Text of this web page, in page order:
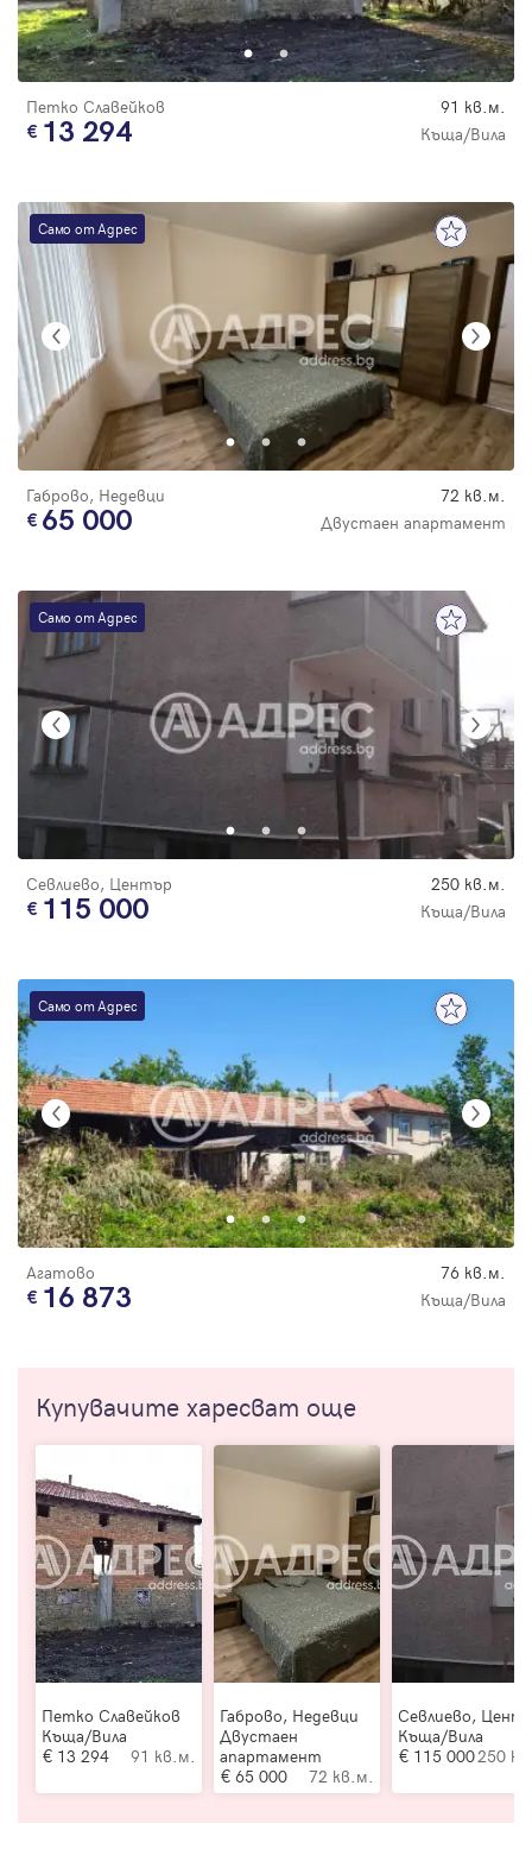
Петко Славейков 91 кв.м.
13 294 Къща/Вила
Само от Адрес
Габрово, Недевци 72 кв.м.
65 000 Двустаен апартамент
Само от Адрес
Севлиево, Център 250 кв.м.
115 000 Къща/Вила
Само от Адрес
Агатово 76 кв.м.
16 873 Къща/Вила
Купувачите харесват още
Петко Славейков
Къща/Вила
13 294
91 кв.м.
Габрово, Недевци
Двустаен
апартамент
65 000
72 кв.м.
Севлиево,
Къща/Вила
115 000250
Парола
Забравена парола